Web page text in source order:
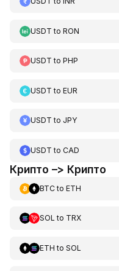
USDT to RON
USDT to PHP
USDT to EUR
USDT to JPY
USDT to CAD
Крипто –> Крипто
BTCto ETH
SOL to TRX
ETH to SOL